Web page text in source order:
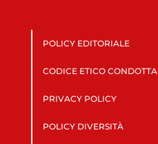
POLICY EDITORIALE
CODICE ETICO CONDOTTA
PRIVACY POLICY
POLICY DIVERSITÀ